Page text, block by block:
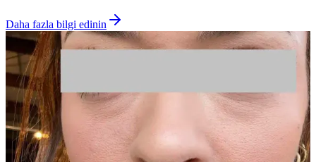
Daha fazla bilgi edinin